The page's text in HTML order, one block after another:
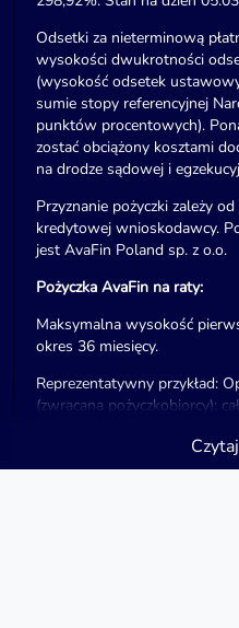
Odsetki za nieterminową
wysokości dwukrotności
(wysokość odsetek
sumie stopy referencyjnej
punktów procentowych).
zostać obciążony kosztami
na drodze sądowej i
Przyznanie pożyczki zależy
kredytowej wnioskodawcy.
jest AvaFin Poland sp. z o.o.
Pożyczka AvaFin na raty:
Maksymalna wysokość
okres 36 miesięcy.
Reprezentatywny przykład:
(zwracana pożyczkobiorcy);
oprocentowanie zmienne w
maksymalne); prowizja